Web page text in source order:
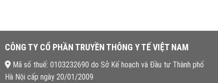
CÔNG TY CỔ PHẦN TRUYỀN THÔNG Y TẾ VIỆT NAM
Mã số thuế: 0103232690 do Sở Kế hoạch và Đầu tư Thành phố
Hà Nội cấp ngày 20/01/2009